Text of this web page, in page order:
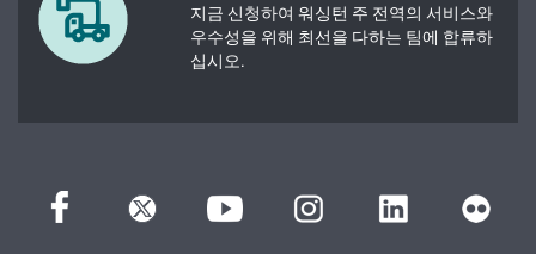
지금 신청하여 워싱턴 주 전역의 서비스와
우수성을 위해 최선을 다하는 팀에 합류하
십시오.